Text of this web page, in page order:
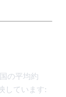
の平均約
しています: